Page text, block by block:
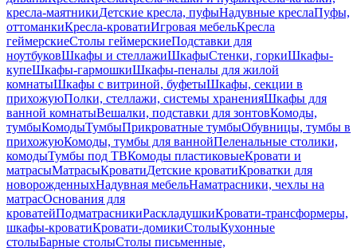
кресла-маятникиДетские кресла, пуфыНадувные креслаПуфы,
оттоманкиКресла-кроватиИгровая мебельКресла
геймерскиеСтолы геймерскиеПодставки для
ноутбуковШкафы и стеллажиШкафыСтенки, горкиШкафы-
купеШкафы-гармошкиШкафы-пеналы для жилой
комнатыШкафы с витриной, буфетыШкафы, секции в
прихожуюПолки, стеллажи, системы храненияШкафы для
ванной комнатыВешалки, подставки для зонтовКомоды,
тумбыКомодыТумбыПрикроватные тумбыОбувницы, тумбы в
прихожуюКомоды, тумбы для ваннойПеленальные столики,
комодыТумбы под ТВКомоды пластиковыеКровати и
матрасыМатрасыКроватиДетские кроватиКроватки для
новорожденныхНадувная мебельНаматрасники, чехлы на
матрасОснования для
кроватейПодматрасникиРаскладушкиКровати-трансформеры,
шкафы-кроватиКровати-домикиСтолыКухонные
столыБарные столыСтолы письменные,